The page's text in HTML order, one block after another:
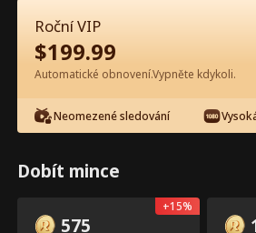
0-49 50-57
14 15 16
1.8k
Odemčení zdarma
Roční VIP
$199.99
Automatické obnovení.Vypněte kdykoli.
Neomezené sledování
Dobít mince
575
+15%